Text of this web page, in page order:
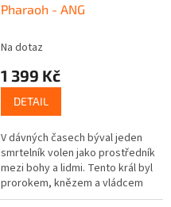
Pharaoh - ANG
Na dotaz
1 399 Kč
DETAIL
V dávných časech býval jeden
smrtelník volen jako prostředník
mezi bohy a lidmi. Tento král byl
prorokem, knězem a vládcem
pomazaným samotnými bohy, a